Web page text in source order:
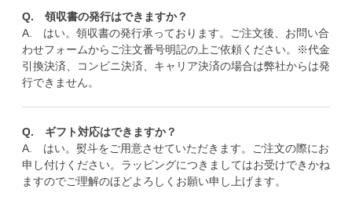
Q. 領収書の発行はできますか？
A. はい。領収書の発行承っております。ご注文後、お問い合
わせフォームからご注文番号明記の上ご依頼ください。※代金
引換決済、コンビニ決済、キャリア決済の場合は弊社からは発
行できません。
Q. ギフト対応はできますか？
A. はい。熨斗をご用意させていただきます。ご注文の際にお
申し付けください。ラッピングにつきましてはお受けできかね
ますのでご理解のほどよろしくお願い申し上げます。